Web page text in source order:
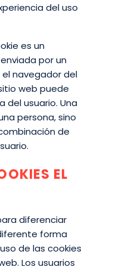
del uso
es un
por un
navegador del
web puede
del usuario. Una
persona, sino
de
EL
diferenciar
forma
de las cookies
Los usuarios